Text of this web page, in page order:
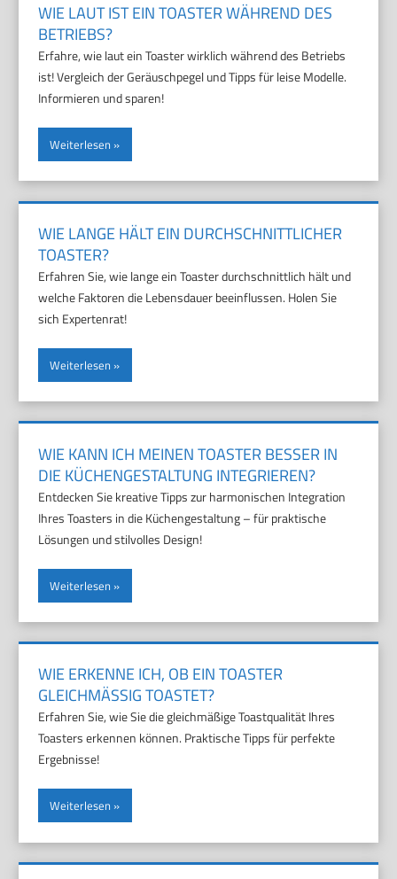
WIE LAUT IST EIN TOASTER WÄHREND DES
BETRIEBS?
Erfahre, wie laut ein Toaster wirklich während des Betriebs
ist! Vergleich der Geräuschpegel und Tipps für leise Modelle.
Informieren und sparen!
Weiterlesen
WIE LANGE HÄLT EIN DURCHSCHNITTLICHER
TOASTER?
Erfahren Sie, wie lange ein Toaster durchschnittlich hält und
welche Faktoren die Lebensdauer beeinflussen. Holen Sie
sich Expertenrat!
Weiterlesen
WIE KANN ICH MEINEN TOASTER BESSER IN
DIE KÜCHENGESTALTUNG INTEGRIEREN?
Entdecken Sie kreative Tipps zur harmonischen Integration
Ihres Toasters in die Küchengestaltung – für praktische
Lösungen und stilvolles Design!
Weiterlesen
WIE ERKENNE ICH, OB EIN TOASTER
GLEICHMÄSSIG TOASTET?
Erfahren Sie, wie Sie die gleichmäßige Toastqualität Ihres
Toasters erkennen können. Praktische Tipps für perfekte
Ergebnisse!
Weiterlesen